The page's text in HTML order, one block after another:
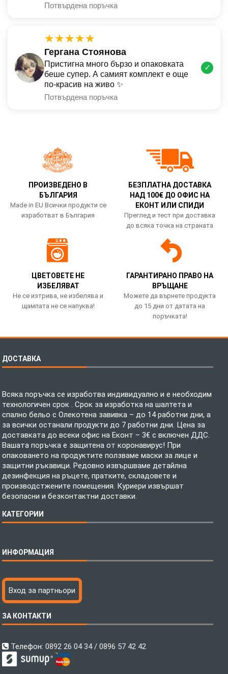
Потвърдена поръчка
★★★★★
Гергана Стоянова
Пристигна много бързо и опаковката
беше супер. А самият комплект е още
по-красив на живо ✨
Потвърдена поръчка
✓
ПРОИЗВЕДЕНО В
БЪЛГАРИЯ
Made in EU Всички продукти се
изработват в България
БЕЗПЛАТНА ДОСТАВКА
НАД 100€ ДО ОФИС НА
ЕКОНТ ИЛИ СПИДИ
Преглед и тест при доставка
до всяка точка на страната
ЦВЕТОВЕТЕ НЕ
ИЗБЕЛЯВАТ
Не се изтрива, не избелява и
щампата не се напуква!
ГАРАНТИРАНО ПРАВО НА
ВРЪЩАНЕ
Можете да върнете продукта
до 15 дни от датата на
поръчката!
ДОСТАВКА
Всяка поръчка се изработва индивидуално и е необходим
технологичен срок . Срок за изработка на шалтета и
спално бельо с Олекотена завивка – до 14 работни дни, а
за всички останали продукти до 7 работни дни. Цена за
доставката до всеки офис на Еконт – 3€ с включен ДДС.
Вашата поръчка е защитена от коронавирус! При
опаковането на продуктите ползваме маски за лице и
защитни ръкавици. Редовно извършваме детайлна
дезинфекция на ръцете, пратките, складовете и
производстжените помещения. Куриери извършат
безопасни и безконтактни доставки.
КАТЕГОРИИ
Бебешки спални комплекти
Тениски с пълноцветен печат
Хавлиени кърпи
Пончо за водни спортове
Микрофибърни Велурени Кърпи
Детски пончота
Тениски
ИНФОРМАЦИЯ
Технология на печатане
Файлове за печат
Как да поръчам?
С какво сме различни?
Контакти
Общи Условия
Вход за партньори
ЗА КОНТАКТИ
Телефон:0892 26 04 34 / 0896 57 42 42